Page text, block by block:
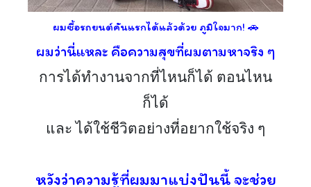
ผมซื้อรถยนต์คันแรกได้แล้วด้วย ภูมิใจมาก! 🚗
ผมว่านี่แหละ คือความสุขที่ผมตามหาจริง ๆ
การได้ทำงานจากที่ไหนก็ได้ ตอนไหน
ก็ได้
และ ได้ใช้ชีวิตอย่างที่อยากใช้จริง ๆ
หวังว่าความรู้ที่ผมมาแบ่งปันนี้ จะช่วย